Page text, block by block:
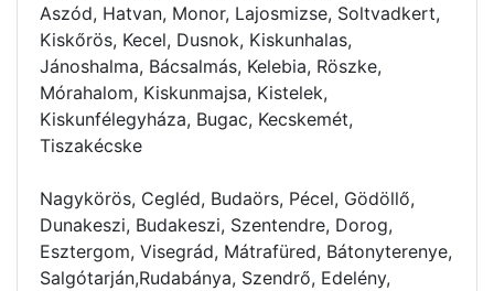
Aszód, Hatvan, Monor, Lajosmizse, Soltvadkert,
Kiskőrös, Kecel, Dusnok, Kiskunhalas,
Jánoshalma, Bácsalmás, Kelebia, Röszke,
Mórahalom, Kiskunmajsa, Kistelek,
Kiskunfélegyháza, Bugac, Kecskemét,
Tiszakécske
Nagykörös, Cegléd, Budaörs, Pécel, Gödöllő,
Dunakeszi, Budakeszi, Szentendre, Dorog,
Esztergom, Visegrád, Mátrafüred, Bátonyterenye,
Salgótarján,Rudabánya, Szendrő, Edelény,